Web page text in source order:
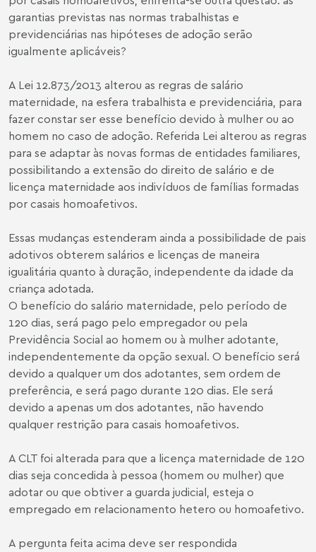
garantias previstas nas normas trabalhistas e
previdenciárias nas hipóteses de adoção serão
igualmente aplicáveis?
A Lei 12.873/2013 alterou as regras de salário
maternidade, na esfera trabalhista e previdenciária, para
fazer constar ser esse benefício devido à mulher ou ao
homem no caso de adoção. Referida Lei alterou as regras
para se adaptar às novas formas de entidades familiares,
possibilitando a extensão do direito de salário e de
licença maternidade aos indivíduos de famílias formadas
por casais homoafetivos.
Essas mudanças estenderam ainda a possibilidade de pais
adotivos obterem salários e licenças de maneira
igualitária quanto à duração, independente da idade da
criança adotada.
O benefício do salário maternidade, pelo período de
120 dias, será pago pelo empregador ou pela
Previdência Social ao homem ou à mulher adotante,
independentemente da opção sexual. O benefício será
devido a qualquer um dos adotantes, sem ordem de
preferência, e será pago durante 120 dias. Ele será
devido a apenas um dos adotantes, não havendo
qualquer restrição para casais homoafetivos.
A CLT foi alterada para que a licença maternidade de 120
dias seja concedida à pessoa (homem ou mulher) que
adotar ou que obtiver a guarda judicial, esteja o
empregado em relacionamento hetero ou homoafetivo.
A pergunta feita acima deve ser respondida